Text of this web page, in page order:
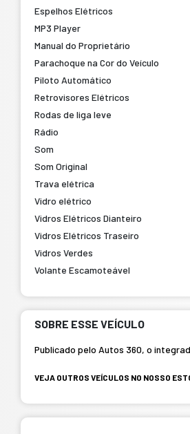
Espelhos Elétricos
MP3 Player
Manual do Proprietário
Parachoque na Cor do Veículo
Piloto Automático
Retrovisores Elétricos
Rodas de liga leve
Rádio
Som
Som Original
Trava elétrica
Vidro elétrico
Vidros Elétricos Dianteiro
Vidros Elétricos Traseiro
Vidros Verdes
Volante Escamoteável
SOBRE ESSE VEÍCULO
Publicado pelo Autos 360, o
VEJA OUTROS VEÍCULOS NO NOSSO